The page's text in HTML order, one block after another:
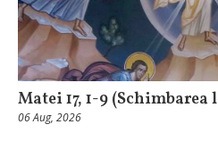
Matei 17, 1-9
06 Aug, 2026